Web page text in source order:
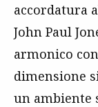
accordatura
John Paul
armonico
dimensione
un ambiente